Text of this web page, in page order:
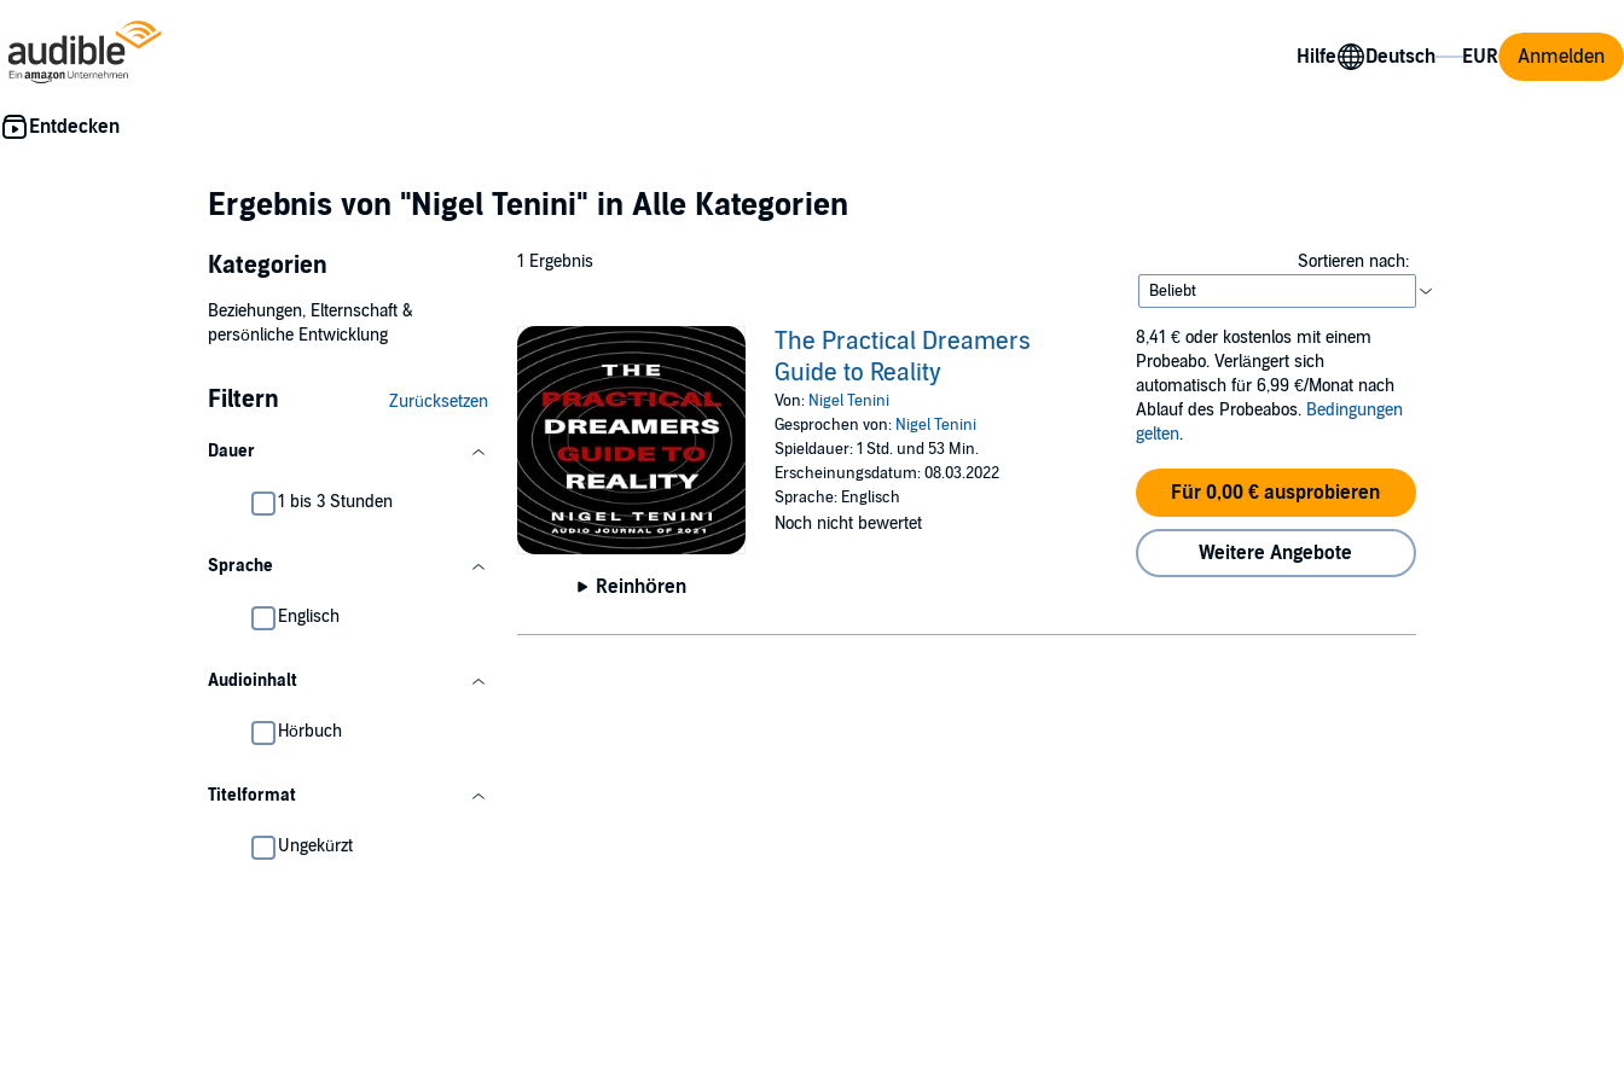
Hilfe Anmelden
Ergebnis von "Nigel Tenini" in Alle Kategorien
Kategorien
Beziehungen, Elternschaft &
persönliche Entwicklung
Filtern Zurücksetzen
Dauer
1 bis 3 Stunden
Sprache
Englisch
Audioinhalt
Hörbuch
Titelformat
Ungekürzt
1 Ergebnis Sortieren nach:
Reinhören
The Practical Dreamers
Guide to Reality
Von: Nigel Tenini
Gesprochen von: Nigel Tenini
Spieldauer: 1 Std. und 53 Min.
Erscheinungsdatum: 08.03.2022
Sprache: Englisch
Noch nicht bewertet
8,41 € oder kostenlos mit einem
Probeabo. Verlängert sich
automatisch für 6,99 €/Monat nach
Ablauf des Probeabos. Bedingungen
gelten.
Für 0,00 € ausprobieren
Weitere Angebote